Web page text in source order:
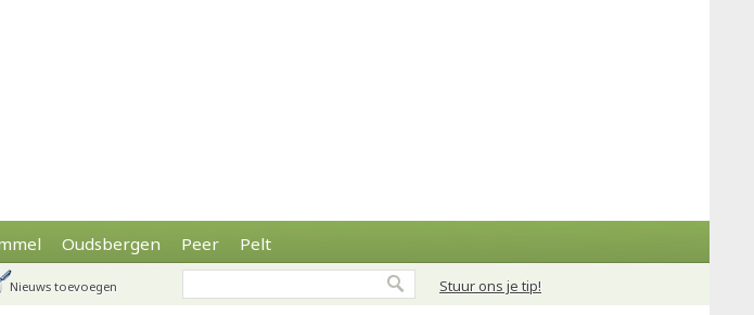
Oudsbergen Peer Pelt
Stuur ons je tip!
Nieuws toevoegen